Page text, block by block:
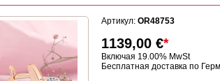
Артикул: OR48753
1139,00 €*
Включая 19.00% MwSt
Бесплатная доставка по